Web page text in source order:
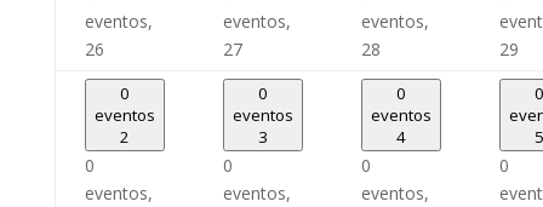
eventos,
26
eventos,
27
eventos,
28
29
0
eventos
2
0
eventos,
0
eventos
3
0
eventos,
0
eventos
4
0
eventos,
0
5
0